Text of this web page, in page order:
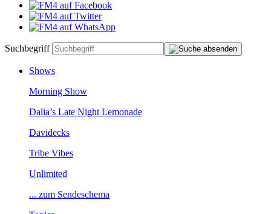
Suchbegriff
Shows
MorningShow
Dalia’sLateNightLemonade
Davidecks
TribeVibes
Unlimited
...zumSendeschema